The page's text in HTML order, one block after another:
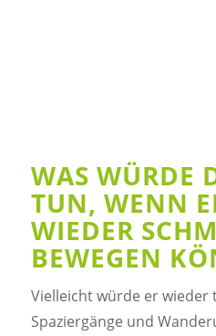
WAS WÜRDE
TUN, WENN
WIEDER
BEWEGEN
Vielleicht würde er wieder
Spaziergänge und